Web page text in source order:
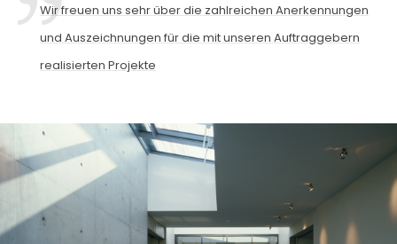
Wir freuen uns sehr über die zahlreichen Anerkennungen
und Auszeichnungen für die mit unseren Auftraggebern
realisierten Projekte